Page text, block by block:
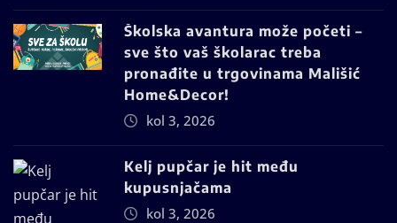
Školska avantura može početi –
sve što vaš školarac treba
pronađite u trgovinama Mališić
Home&Decor!
kol 3, 2026
Kelj pupčar je hit među
kupusnjačama
kol 3, 2026